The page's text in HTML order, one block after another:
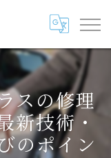
スの修理
新技術・
のポイン